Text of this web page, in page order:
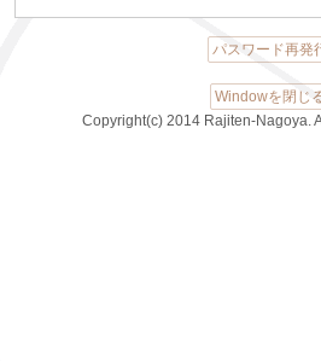
パスワード再発
Windowを閉じ
Copyright(c) 2014 Rajiten-Nagoya.